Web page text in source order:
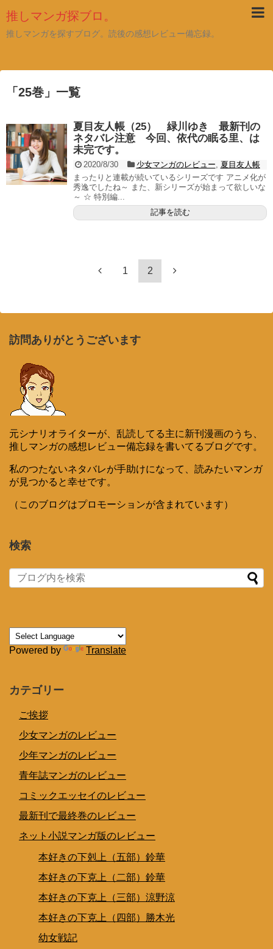
推しマンガ探ブロ。
推しマンガを探すブログ。読後の感想レビュー備忘録。
「 25巻 」 一覧
夏目友人帳（25） 緑川ゆき 最新刊の
ネタバレ注意 今回、依代の眠る里、は
未完です。
2020/8/30 少女マンガのレビュー
夏目友人帳
まったりと連載が続いているシリーズです アニメ化が
秀逸でしたね～ また、新シリーズが始まって欲しいな
～ ☆ 特別編...
記事を読む
1 2
訪問ありがとうございます
元シナリオライターが、乱読してる主に新刊漫画のうち、
推しマンガの感想レビュー備忘録を書いてるブログです。
私のつたないネタバレが手助けになって、読みたいマンガ
が見つかると幸せです。
（このブログはプロモーションが含まれています）
検索
Powered by Translate
カテゴリー
ご挨拶
少女マンガのレビュー
少年マンガのレビュー
青年誌マンガのレビュー
コミックエッセイのレビュー
最新刊で最終巻のレビュー
ネット小説マンガ版のレビュー
本好きの下剋上（五部）鈴華
本好きの下克上（二部）鈴華
本好きの下克上（三部）涼野涼
本好きの下克上（四部）勝木光
幼女戦記